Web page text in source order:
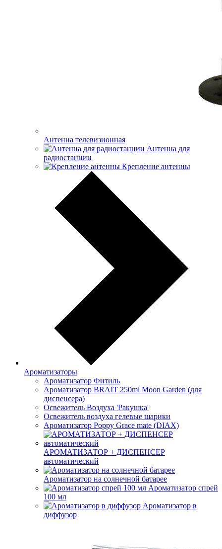
Антенна телевизионная
Антенна для
радиостанции
Крепление антенны
Ароматизаторы
Ароматизатор Фитиль
Ароматизатор BRAIT 250ml Moon Garden (для
диспенсера)
Освежитель Воздуха 'Ракушка'
Освежитель воздуха гелевые шарики
Ароматизатор Poppy Grace mate (DIAX)
АРОМАТИЗАТОР + ДИСПЕНСЕР
автоматический
Ароматизатор на солнечной батарее
Ароматизатор спрей
100 мл
Ароматизатор в
диффузор